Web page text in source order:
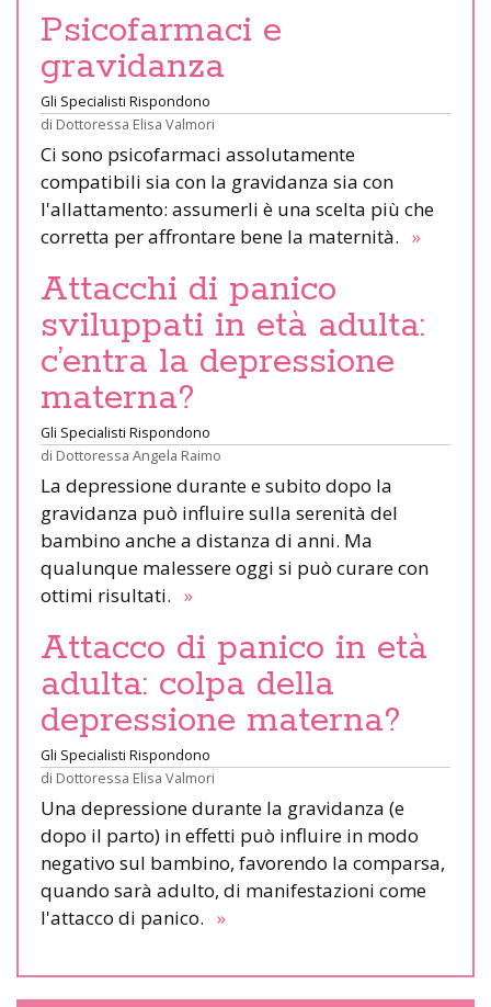
Psicofarmaci e
gravidanza
Gli Specialisti Rispondono
di Dottoressa Elisa Valmori
Ci sono psicofarmaci assolutamente
compatibili sia con la gravidanza sia con
l'allattamento: assumerli è una scelta più che
corretta per affrontare bene la maternità. »
Attacchi di panico
sviluppati in età adulta:
c’entra la depressione
materna?
Gli Specialisti Rispondono
di Dottoressa Angela Raimo
La depressione durante e subito dopo la
gravidanza può influire sulla serenità del
bambino anche a distanza di anni. Ma
qualunque malessere oggi si può curare con
ottimi risultati. »
Attacco di panico in età
adulta: colpa della
depressione materna?
Gli Specialisti Rispondono
di Dottoressa Elisa Valmori
Una depressione durante la gravidanza (e
dopo il parto) in effetti può influire in modo
negativo sul bambino, favorendo la comparsa,
quando sarà adulto, di manifestazioni come
l'attacco di panico. »